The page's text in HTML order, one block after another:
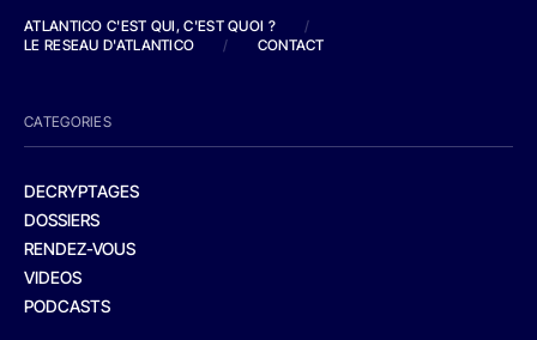
ATLANTICO C'EST QUI, C'EST QUOI ?
/
LE RESEAU D'ATLANTICO
/ CONTACT
CATEGORIES
DECRYPTAGES
DOSSIERS
RENDEZ-VOUS
VIDEOS
PODCASTS